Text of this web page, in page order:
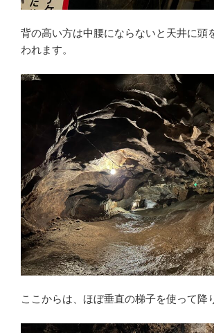
背の高い方は中腰にならないと天井に頭
われます。
ここからは、ほぼ垂直の梯子を使って降